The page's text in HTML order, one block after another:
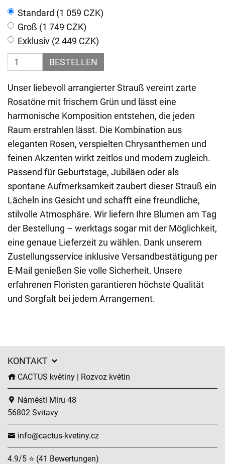
Standard (1 059 CZK)
Groß (1 749 CZK)
Exklusiv (2 449 CZK)
BESTELLEN
Unser liebevoll arrangierter Strauß vereint zarte
Rosatöne mit frischem Grün und lässt eine
harmonische Komposition entstehen, die jeden
Raum erstrahlen lässt. Die Kombination aus
eleganten Rosen, verspielten Chrysanthemen und
feinen Akzenten wirkt zeitlos und modern zugleich.
Passend für Geburtstage, Jubiläen oder als
spontane Aufmerksamkeit zaubert dieser Strauß ein
Lächeln ins Gesicht und schafft eine freundliche,
stilvolle Atmosphäre. Wir liefern Ihre Blumen am Tag
der Bestellung – werktags sogar mit der Möglichkeit,
eine genaue Lieferzeit zu wählen. Dank unserem
Zustellungsservice inklusive Versandbestätigung per
E-Mail genießen Sie volle Sicherheit. Unsere
erfahrenen Floristen garantieren höchste Qualität
und Sorgfalt bei jedem Arrangement.
KONTAKT
CACTUS květiny | Rozvoz květin
Náměstí Míru 48
56802 Svitavy
info@cactus-kvetiny.cz
4.9/5 ⭐ (41 Bewertungen)